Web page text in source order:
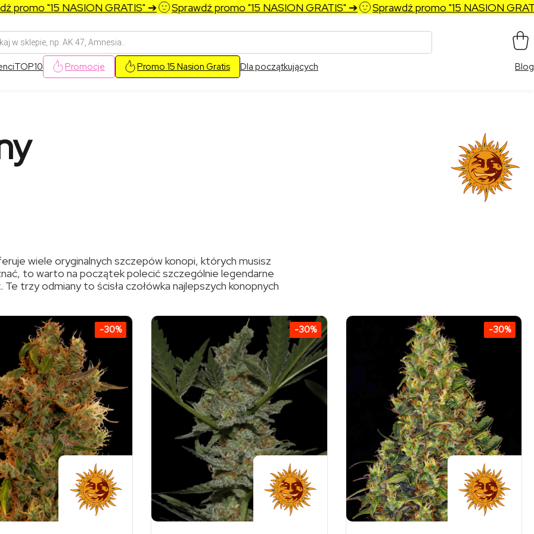
"15 NASION GRATIS" ➔ Sprawdź promo "15 NASION GRATIS" ➔ Sprawdź promo "15 NASION GRATIS" ➔
TOP10 Promocje Promo 15 Nasion Gratis Dla początkujących Blog
wiele oryginalnych szczepów konopi, których musisz
to warto na początek polecić szczególnie legendarne
trzy odmiany to ścisła czołówka najlepszych konopnych
-30% -30% -30%